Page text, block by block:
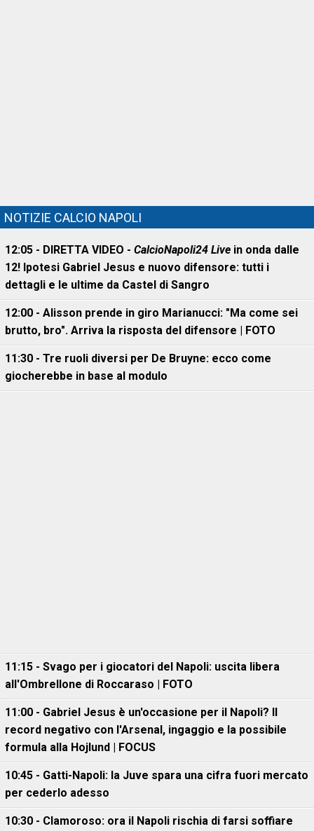
NOTIZIE CALCIO NAPOLI
12:05 - DIRETTA VIDEO - CalcioNapoli24 Live in onda dalle
12! Ipotesi Gabriel Jesus e nuovo difensore: tutti i
dettagli e le ultime da Castel di Sangro
12:00 - Alisson prende in giro Marianucci: "Ma come sei
brutto, bro". Arriva la risposta del difensore | FOTO
11:30 - Tre ruoli diversi per De Bruyne: ecco come
giocherebbe in base al modulo
11:15 - Svago per i giocatori del Napoli: uscita libera
all'Ombrellone di Roccaraso | FOTO
11:00 - Gabriel Jesus è un'occasione per il Napoli? Il
record negativo con l'Arsenal, ingaggio e la possibile
formula alla Hojlund | FOCUS
10:45 - Gatti-Napoli: la Juve spara una cifra fuori mercato
per cederlo adesso
10:30 - Clamoroso: ora il Napoli rischia di farsi soffiare